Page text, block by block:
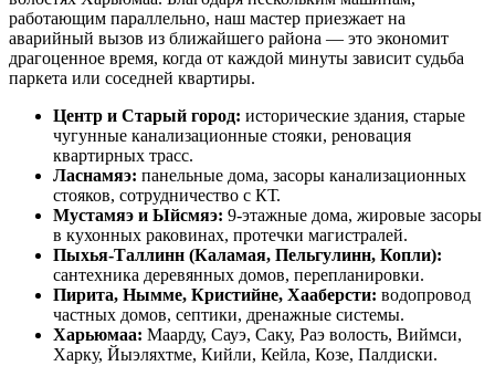
работающим параллельно, наш мастер приезжает на
аварийный вызов из ближайшего района — это экономит
драгоценное время, когда от каждой минуты зависит судьба
паркета или соседней квартиры.
Центр и Старый город: исторические здания, старые
чугунные канализационные стояки, реновация
квартирных трасс.
Ласнамяэ: панельные дома, засоры канализационных
стояков, сотрудничество с КТ.
Мустамяэ и Ыйсмяэ: 9-этажные дома, жировые засоры
в кухонных раковинах, протечки магистралей.
Пыхья-Таллинн (Каламая, Пельгулинн, Копли):
сантехника деревянных домов, перепланировки.
Пирита, Нымме, Кристийне, Хааберсти: водопровод
частных домов, септики, дренажные системы.
Харьюмаа: Маарду, Сауэ, Саку, Раэ волость, Виймси,
Харку, Йыэляхтме, Кийли, Кейла, Козе, Палдиски.